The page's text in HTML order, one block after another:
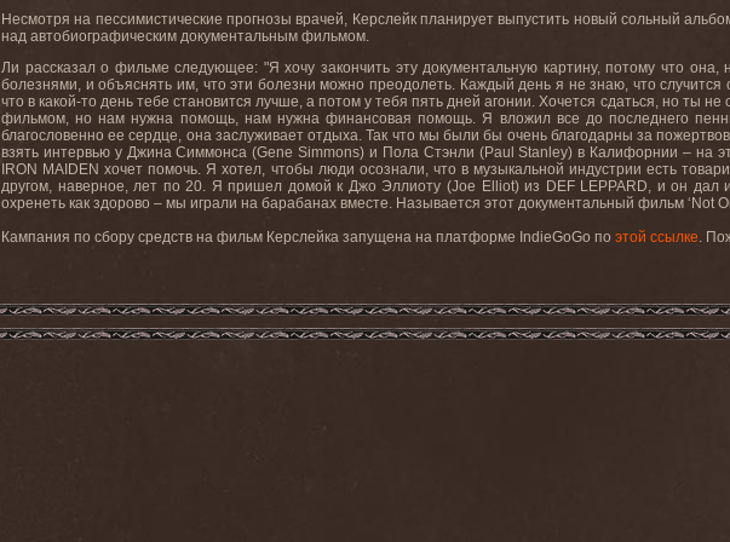
Несмотря на пессимистические прогнозы врачей, Керслейк планирует выпустить новый сольный
над автобиографическим документальным фильмом.
Ли рассказал о фильме следующее: "Я хочу закончить эту документальную картину, потому что
болезнями, и объяснять им, что эти болезни можно преодолеть. Каждый день я не знаю, что
что в какой-то день тебе становится лучше, а потом у тебя пять дней агонии. Хочется сдаться, но ты
фильмом, но нам нужна помощь, нам нужна финансовая помощь. Я вложил все до последнего
благословенно ее сердце, она заслуживает отдыха. Так что мы были бы очень благодарны за
взять интервью у Джина Симмонса (Gene Simmons) и Пола Стэнли (Paul Stanley) в Калифорнии – на
IRON MAIDEN хочет помочь. Я хотел, чтобы люди осознали, что в музыкальной индустрии есть
другом, наверное, лет по 20. Я пришел домой к Джо Эллиоту (Joe Elliot) из DEF LEPPARD, и он дал
охренеть как здорово – мы играли на барабанах вместе. Называется этот документальный фильм ‘Not
Кампания по сбору средств на фильм Керслейка запущена на платформе IndieGoGo по этой ссылке.